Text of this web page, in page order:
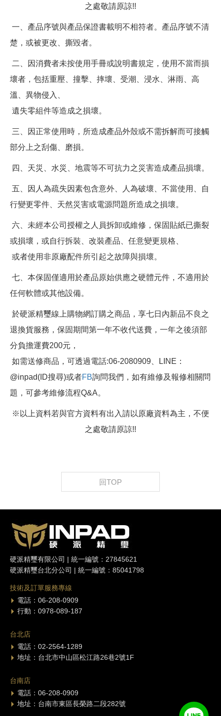
之處敬請原諒!!
一、產品序號與產品保證書載明不相符者。產品序號不清
楚，或被更改、撕毀者。
二、因消費者未按使用手冊或說明書規定，使用不當而損
壞者，包括重壓、撞擊、摔壞、受潮、浸水、淋雨、高
溫、異物侵入、
遺失零組件等造成之損壞。
三、因正常使用時，所造成產品外殼或不需拆解而可接觸
部分上之刮傷、磨損。
四、天災、水災、地震等不可抗力之災害造成產品損壞。
五、因人為疏失因素包含意外、人為破壞、不當使用、自
行變更零件、天然災害或電源問題所造成之損壞。
六、未經本公司授權之人員拆卸或維修，保固貼紙已撕裂
或損壞，或自行拆裝、改裝產品、任意變更規格、
或者使用非原廠配件所引起之故障與損壞。
七、本保固僅適用於產品原始供應之硬體元件，不適用於
任何軟體或其他設備。
於硬派精璽線上購物網訂購之商品，享七日內新品不良之
退換貨服務，保固期間第一年不收代送費，一年之後須部
分負擔運費200元，
如需送修商品，可透過電話:06-2080909、LINE：
@inpad(ID搜尋)或者FB詢問我們，如有維修及報修相關問
題，可參考維修流程Q&A。
※以上資料若與官方資料有出入請以原廠資料為主，不便
之處敬請原諒!!
回TOP
硬派精璽有限公司 | 統一編號：27845621
硬派精璽台北分公司 | 統一編號：85041798
技術及訂單服務專線
電話：06-208-0909
行動：0978-089-187
台北店
電話：02-2564-1289
地址：台北市中山區松江路26巷2號1F
台南店
電話：06-208-0909
地址：台南市東區長榮路二段282號